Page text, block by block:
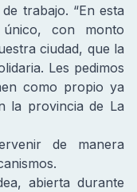
trabajo. “En esta
con monto
ciudad, que la
Les pedimos
como propio ya
la provincia de La
de manera
abierta durante